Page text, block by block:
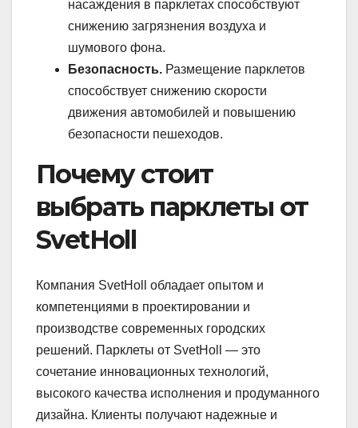
насаждения в парклетах способствуют
снижению загрязнения воздуха и
шумового фона.
Безопасность. Размещение парклетов
способствует снижению скорости
движения автомобилей и повышению
безопасности пешеходов.
Почему стоит
выбрать парклеты от
SvetHoll
Компания SvetHoll обладает опытом и
компетенциями в проектировании и
производстве современных городских
решений. Парклеты от SvetHoll — это
сочетание инновационных технологий,
высокого качества исполнения и продуманного
дизайна. Клиенты получают надежные и